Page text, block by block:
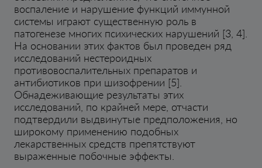
воспаление и нарушение функций иммунной
системы играют существенную роль в
патогенезе многих психических нарушений [3, 4].
На основании этих фактов был проведен ряд
исследований нестероидных
противовоспалительных препаратов и
антибиотиков при шизофрении [5].
Обнадеживающие результаты этих
исследований, по крайней мере, отчасти
подтвердили выдвинутые предположения, но
широкому применению подобных
лекарственных средств препятствуют
выраженные побочные эффекты.